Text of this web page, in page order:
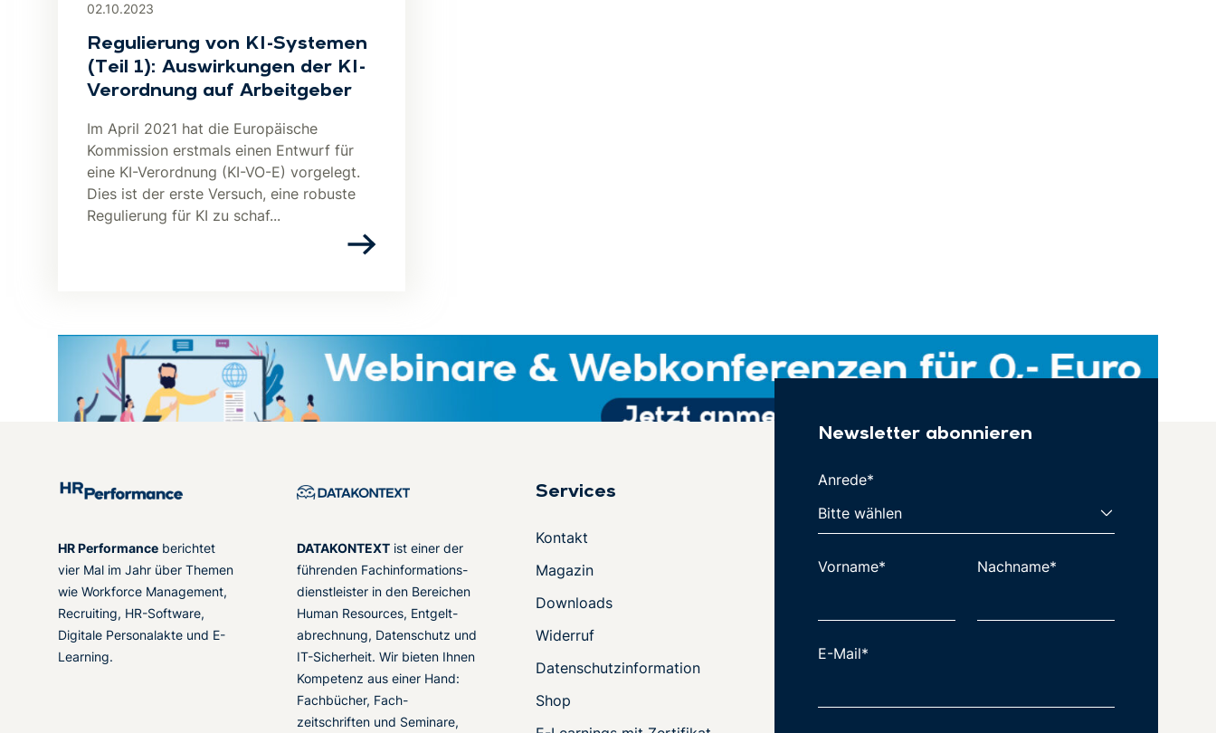
02.10.2023
Regulierung von KI-Systemen
(Teil 1): Auswirkungen der KI-
Verordnung auf Arbeitgeber
Im April 2021 hat die Europäische
Kommission erstmals einen Entwurf für
eine KI-Verordnung (KI-VO-E) vorgelegt.
Dies ist der erste Versuch, eine robuste
Regulierung für KI zu schaf...
HR Performance berichtet
vier Mal im Jahr über Themen
wie Workforce Management,
Recruiting, HR-Software,
Digitale Personalakte und E-
Learning.
DATAKONTEXT ist einer der
führenden Fachinformations-
dienstleister in den Bereichen
Human Resources, Entgelt-
abrechnung, Datenschutz und
IT-Sicherheit. Wir bieten Ihnen
Kompetenz aus einer Hand:
Fachbücher, Fach-
zeitschriften und Seminare,
Services
Kontakt
Magazin
Downloads
Widerruf
Datenschutzinformation
Shop
Newsletter abonnieren
Anrede*
Vorname* Nachname*
E-Mail*